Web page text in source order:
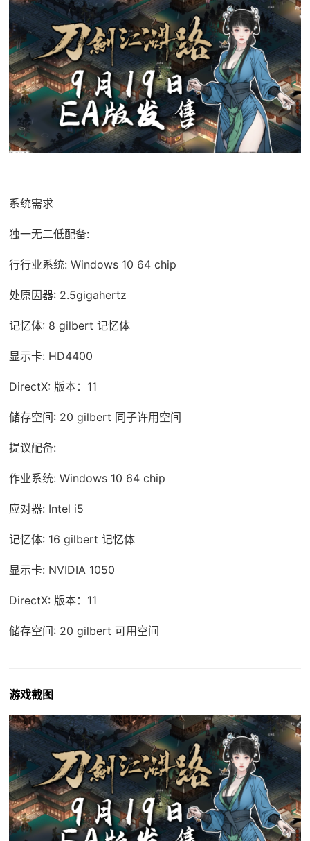
系统需求
独一无二低配备:
行行业系统: Windows 10 64 chip
处原因器: 2.5gigahertz
记忆体: 8 gilbert 记忆体
显示卡: HD4400
DirectX: 版本：11
储存空间: 20 gilbert 同子许用空间
提议配备:
作业系统: Windows 10 64 chip
应对器: Intel i5
记忆体: 16 gilbert 记忆体
显示卡: NVIDIA 1050
DirectX: 版本：11
储存空间: 20 gilbert 可用空间
游戏截图